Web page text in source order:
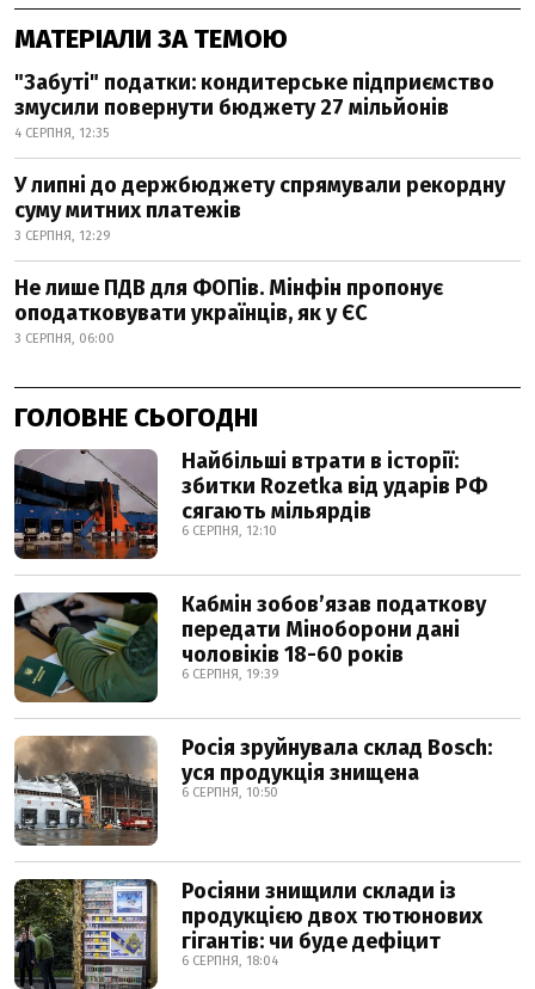
МАТЕРІАЛИ ЗА ТЕМОЮ
"Забуті" податки: кондитерське підприємство
змусили повернути бюджету 27 мільйонів
4 СЕРПНЯ, 12:35
У липні до держбюджету спрямували рекордну
суму митних платежів
3 СЕРПНЯ, 12:29
Не лише ПДВ для ФОПів. Мінфін пропонує
оподатковувати українців, як у ЄС
3 СЕРПНЯ, 06:00
ГОЛОВНЕ СЬОГОДНІ
Найбільші втрати в історії:
збитки Rozetka від ударів РФ
сягають мільярдів
6 СЕРПНЯ, 12:10
Кабмін зобовʼязав податкову
передати Міноборони дані
чоловіків 18-60 років
6 СЕРПНЯ, 19:39
Росія зруйнувала склад Bosch:
уся продукція знищена
6 СЕРПНЯ, 10:50
Росіяни знищили склади із
продукцією двох тютюнових
гігантів: чи буде дефіцит
6 СЕРПНЯ, 18:04